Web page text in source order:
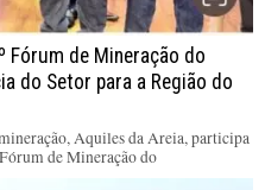
Fórum de Mineração do
do Setor para a Região do
Aquiles da Areia, participa
de Mineração do